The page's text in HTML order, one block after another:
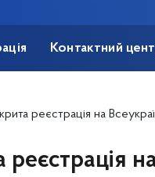
Контактний
Всеукраїнський підсумковий форум для представників молодіжних
реєстрація